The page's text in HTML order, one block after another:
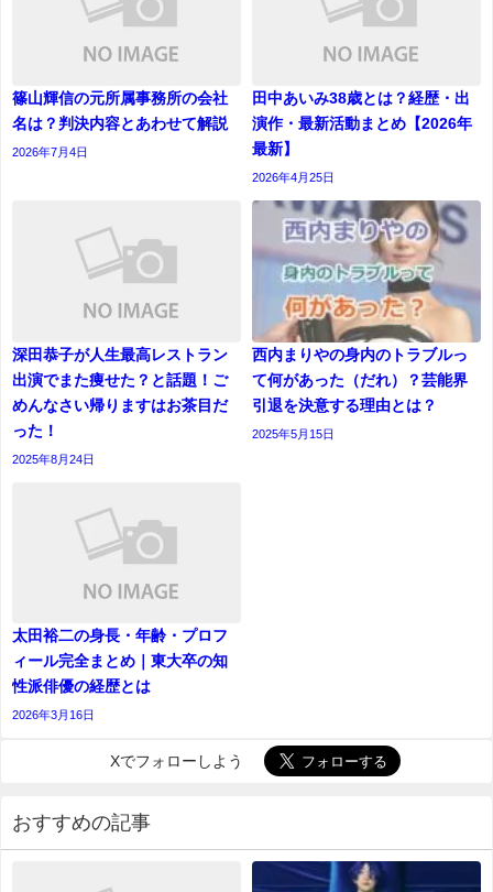
篠山輝信の元所属事務所の会社
名は？判決内容とあわせて解説
2026年7月4日
田中あいみ38歳とは？経歴・出
演作・最新活動まとめ【2026年
最新】
2026年4月25日
深田恭子が人生最高レストラン
出演でまた痩せた？と話題！ご
めんなさい帰りますはお茶目だ
った！
2025年8月24日
西内まりやの身内のトラブルっ
て何があった（だれ）？芸能界
引退を決意する理由とは？
2025年5月15日
太田裕二の身長・年齢・プロフ
ィール完全まとめ｜東大卒の知
性派俳優の経歴とは
2026年3月16日
Xでフォローしよう
おすすめの記事